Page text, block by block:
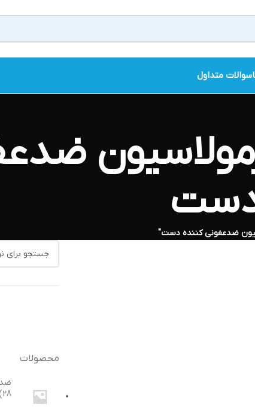
سوالات متداول
دست
ضدعفونی کننده دست"
محصولات
28)